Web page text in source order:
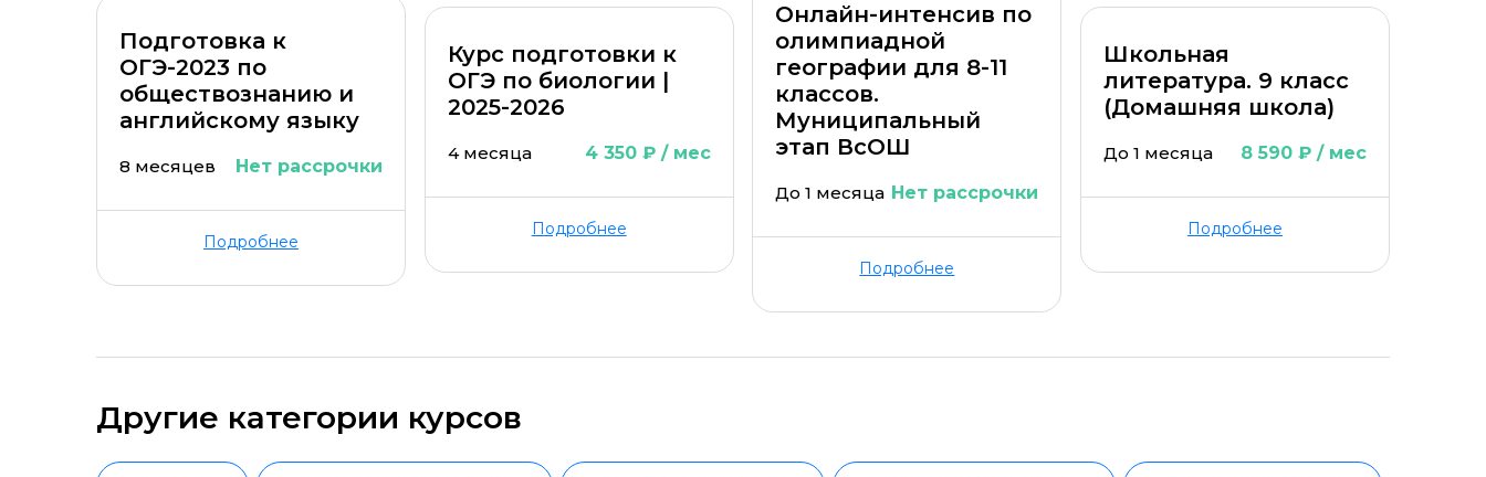
Подготовка к
ОГЭ-2023 по
обществознанию и
английскому языку
8 месяцев Нет рассрочки
Подробнее
Курс подготовки к
ОГЭ по биологии |
2025-2026
4 месяца 4 350 ₽ / мес
Подробнее
Онлайн-интенсив по
олимпиадной
географии для 8-11
классов.
Муниципальный
этап ВсОШ
До 1 месяца Нет рассрочки
Подробнее
Школьная
литература. 9 класс
(Домашняя школа)
До 1 месяца 8 590 ₽ / мес
Подробнее
Другие категории курсов